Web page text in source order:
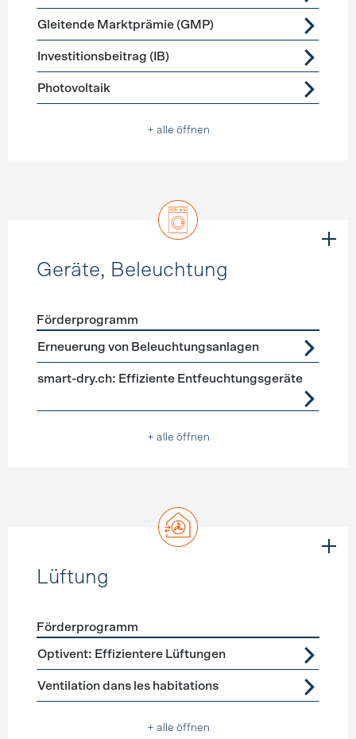
Gleitende Marktprämie (GMP)
Investitionsbeitrag (IB)
Photovoltaik
+ alle öffnen
Geräte, Beleuchtung
Förderprogramme Geräte, Beleuchtung
Förderprogramm
Erneuerung von Beleuchtungsanlagen
smart-dry.ch: Effiziente Entfeuchtungsgeräte
+ alle öffnen
Lüftung
Förderprogramme Lüftung
Förderprogramm
Optivent: Effizientere Lüftungen
Ventilation dans les habitations
+ alle öffnen